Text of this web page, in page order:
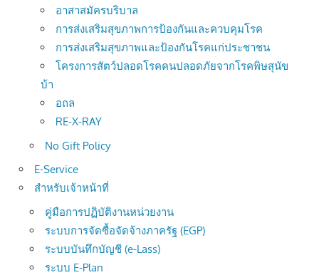
อาสาสมัครบริบาล
การส่งเสริมสุขภาพการป้องกันและควบคุมโรค
การส่งเสริมสุขภาพและป้องกันโรคแก่ประชาชน
โครงการสัตว์ปลอดโรคคนปลอดภัยจากโรคพิษสุนัข
บ้า
อถล
RE-X-RAY
No Gift Policy
E-Service
สำหรับเจ้าหน้าที่
คู่มือการปฏิบัติงานหน่วยงาน
ระบบการจัดซื้อจัดจ้างภาครัฐ (EGP)
ระบบบันทึกบัญชี (e-Lass)
ระบบ E-Plan